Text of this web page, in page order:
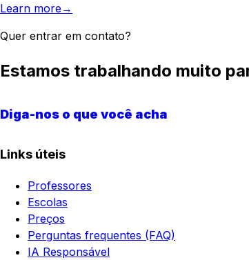
Learn more→
Quer entrar em contato?
Estamos trabalhando muito
Diga-nos o que você acha
Links úteis
Professores
Escolas
Preços
Perguntas frequentes (FAQ)
IA Responsável